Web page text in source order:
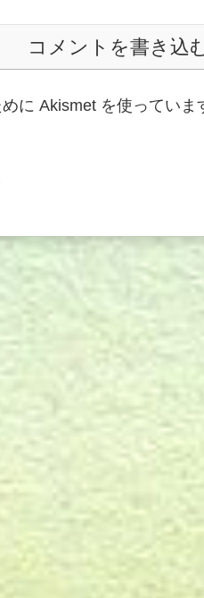
コメントを書き込
に Akismet を使っていま